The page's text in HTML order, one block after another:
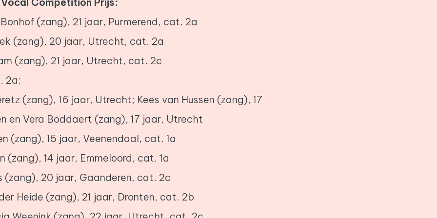
(zang), 21 jaar, Purmerend, cat. 2a
(zang), 20 jaar, Utrecht, cat. 2a
(zang), 21 jaar, Utrecht, cat. 2c
2a:
(zang), 16 jaar, Utrecht; Kees van Hussen (zang), 17
en Vera Boddaert (zang), 17 jaar, Utrecht
(zang), 15 jaar, Veenendaal, cat. 1a
(zang), 14 jaar, Emmeloord, cat. 1a
(zang), 20 jaar, Gaanderen, cat. 2c
Heide (zang), 21 jaar, Dronten, cat. 2b